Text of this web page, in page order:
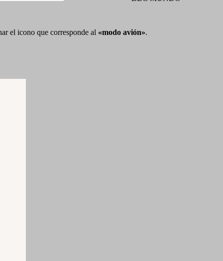
el icono que corresponde al «modo avión».